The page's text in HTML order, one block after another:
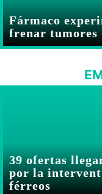
Fármaco
frenar tumores
39 ofertas
por la
férreos